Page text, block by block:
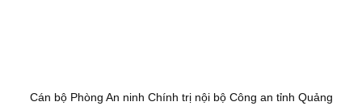
Cán bộ Phòng An ninh Chính trị nội bộ Công an tỉnh Quảng